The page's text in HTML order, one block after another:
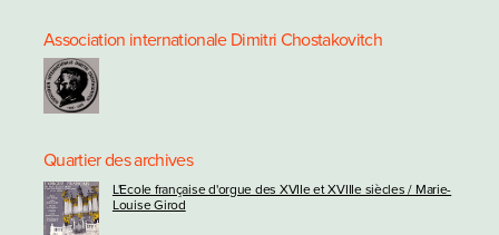
Association internationale Dimitri Chostakovitch
Quartier des archives
L'Ecole française d'orgue des XVIIe et XVIIIe siècles / Marie-
Louise Girod